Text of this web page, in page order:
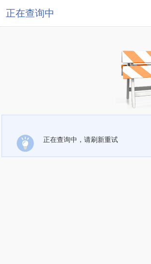
正在查询中
正在查询中，请刷新重试